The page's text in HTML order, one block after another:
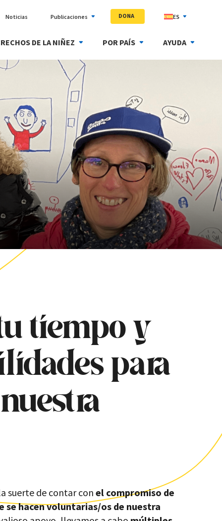
Noticias Publicaciones DONA ES
DE LA NIÑEZ POR PAÍS AYUDA
tiempo y
para
suerte de contar con el compromiso de
se hacen voluntarias/os de nuestra